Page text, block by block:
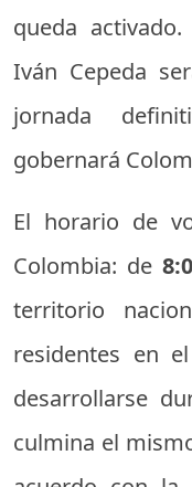
queda
Iván Cepeda
jornada
gobernará
El horario de
Colombia: de
territorio
residentes en
desarrollarse
culmina el